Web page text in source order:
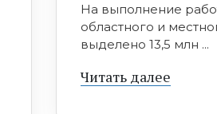
На выполнение
областного и
выделено 13,5 млн ...
Читать далее